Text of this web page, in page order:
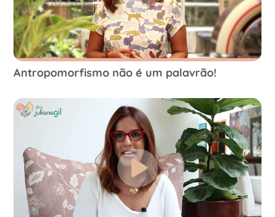
Antropomorfismo não é um palavrão!